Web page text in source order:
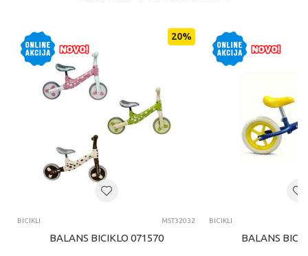
20%
BICIKLI MST32032
BALANS BICIKLO 071570
BICIKLI
BALANS